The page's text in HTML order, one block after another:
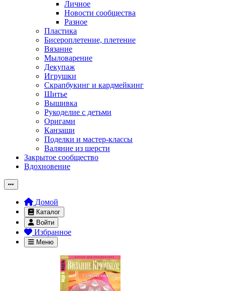
Личное
Новости сообщества
Разное
Пластика
Бисероплетение, плетение
Вязание
Мыловарение
Декупаж
Игрушки
Скрапбукинг и кардмейкинг
Шитье
Вышивка
Рукоделие с детьми
Оригами
Канзаши
Поделки и мастер-классы
Валяние из шерсти
Закрытое сообщество
Вдохновение
Домой
Каталог
Войти
Избранное
Меню